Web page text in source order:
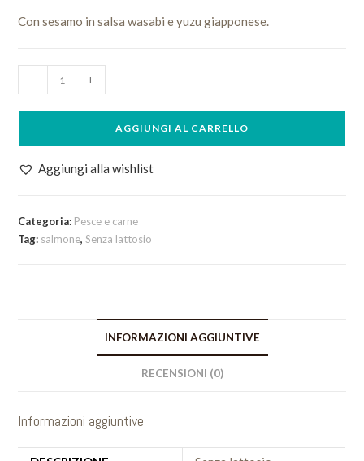
Con sesamo in salsa wasabi e yuzu giapponese.
di
Salmone
Salsa
Yuzu
- +
AGGIUNGI AL CARRELLO
Aggiungi alla wishlist
Categoria: Pesce e carne
Tag: salmone,Senza lattosio
INFORMAZIONI AGGIUNTIVE
RECENSIONI (0)
Informazioni aggiuntive